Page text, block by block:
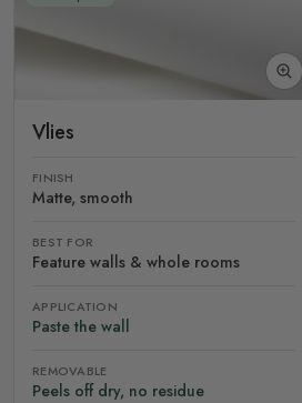
Vlies
FINISH
Matte, smooth
BEST FOR
Feature walls & whole rooms
APPLICATION
Paste the wall
REMOVABLE
Peels off dry, no residue